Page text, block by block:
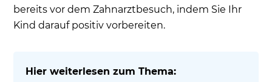
bereits vor dem Zahnarztbesuch, indem Sie Ihr
Kind darauf positiv vorbereiten.